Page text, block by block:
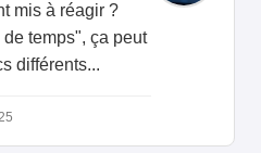
mis à réagir ?
temps", ça peut
différents...